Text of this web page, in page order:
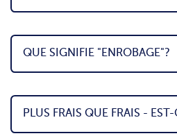
QUE SIGNIFIE "ENROBAGE"?
PLUS FRAIS QUE FRAIS -